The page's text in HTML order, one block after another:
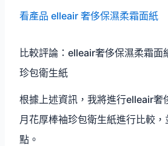
看產品 elleair 奢侈保濕柔霜面紙
比較評論：elleair奢侈保濕柔霜面
珍包衛生紙
根據上述資訊，我將進行elleair奢
月花厚棒袖珍包衛生紙進行比較
點。